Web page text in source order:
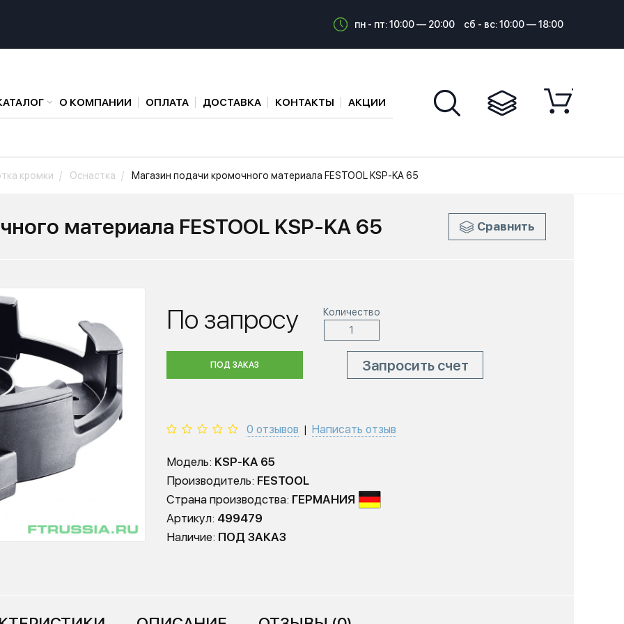
пн - пт: 10:00 — 20:00 сб - вс: 10:00 — 18:00
О КОМПАНИИ ОПЛАТА ДОСТАВКА КОНТАКТЫ АКЦИИ
кромки Оснастка Магазин подачи кромочного материала FESTOOL KSP-KA 65
материала FESTOOL KSP-KA 65 Сравнить
По запросу Количество
ПОД ЗАКАЗ Запросить счет
0 отзывов Написать отзыв
Модель: KSP-KA 65
Производитель: FESTOOL
Страна производства: ГЕРМАНИЯ
Артикул: 499479
Наличие: ПОД ЗАКАЗ